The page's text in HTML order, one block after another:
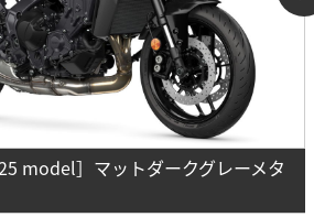
model］マットダークグレーメタ